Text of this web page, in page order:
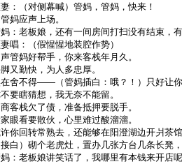
：（对侧幕喊）管妈，管妈，快来！
管妈应声上场。
：老板娘，还有一间房间打扫没有结束，
唱：（假惺惺地装腔作势）
管妈好帮手，你来客栈年月久。
又勤快，为人多忠厚。
舍不得——（管妈插白：哦？！）只好让
要瞎猜想，我无奈不能留。
客栈欠了债，准备抵押要脱手。
眼看要散伙，心里难过酸溜溜。
你回转常熟去，还能够在阳澄湖边开爿茶
接白）砌个老虎灶，置办几张方台几条长
：老板娘讲笑话了，我哪里有本钱来开店